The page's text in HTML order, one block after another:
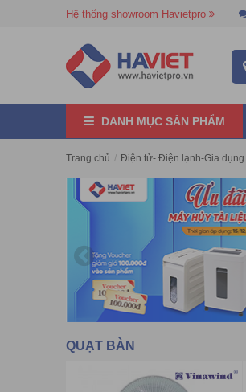
Hệ thống showroom Havietpro
DANH MỤC SẢN PHẨM
Trang chủ / Điện tử- Điện lạnh-Gia dụng
QUẠT BÀN